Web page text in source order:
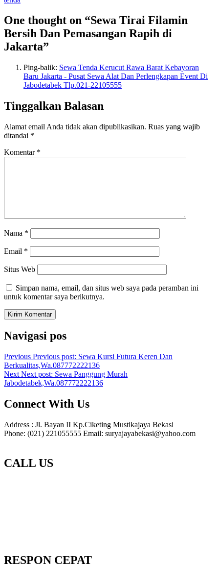
One thought on “Sewa Tirai Filamin
Bersih Dan Pemasangan Rapih di
Jakarta”
Ping-balik: Sewa Tenda Kerucut Rawa Barat Kebayoran
Baru Jakarta - Pusat Sewa Alat Dan Perlengkapan Event Di
Jabodetabek Tlp.021-22105555
Tinggalkan Balasan
Alamat email Anda tidak akan dipublikasikan. Ruas yang wajib
ditandai *
Komentar *
Nama *
Email *
Situs Web
Simpan nama, email, dan situs web saya pada peramban ini
untuk komentar saya berikutnya.
Navigasi pos
Previous Previous post: Sewa Kursi Futura Keren Dan
Berkualitas,Wa.087772222136
Next Next post: Sewa Panggung Murah
Jabodetabek,Wa.087772222136
Connect With Us
Address : Jl. Bayan II Kp.Ciketing Mustikajaya Bekasi
Phone: (021) 221055555 Email: suryajayabekasi@yahoo.com
CALL US
RESPON CEPAT